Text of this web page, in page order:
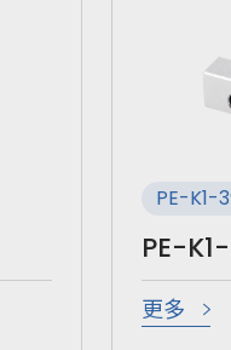
PE-K1-
PE-
更多